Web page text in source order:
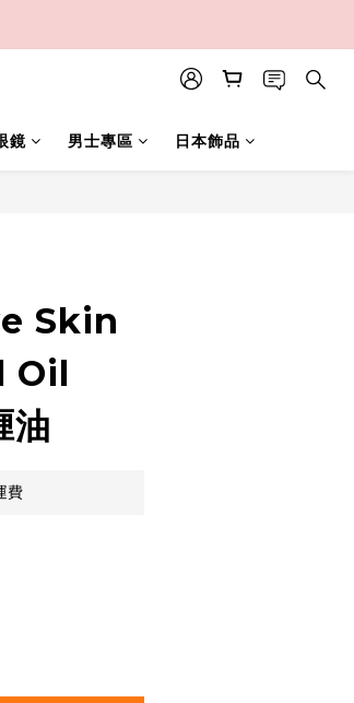
鏡 男士專區 日本飾品
Skin
Oil
油
費